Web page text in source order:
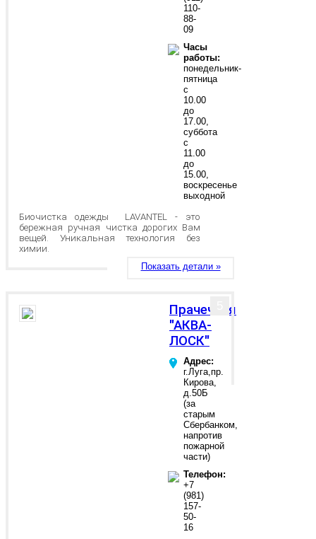
110-
88-
09
Часы
работы:
понедельник-
пятница
с
10.00
до
17.00,
суббота
с
11.00
до
15.00,
воскресенье
выходной
Биочистка одежды LAVANTEL - это
бережная ручная чистка дорогих Вам
вещей. Уникальная технология без
химии.
Показать детали »
Прачечная
"АКВА-
ЛОСК"
Адрес:
г.Луга,пр.
Кирова,
д.50Б
(за
старым
Сбербанком,
напротив
пожарной
части)
Телефон:
+7
(981)
157-
50-
16